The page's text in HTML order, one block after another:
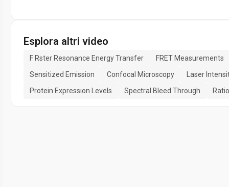
Esplora altri video
F Rster Resonance Energy Transfer
FRET Measurements
Sensitized Emission
Confocal Microscopy
Laser
Protein Expression Levels
Spectral Bleed Through